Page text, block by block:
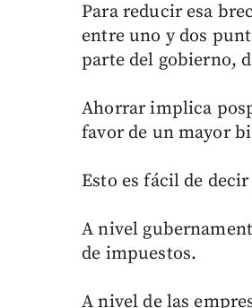
Para reducir esa
entre uno y dos
parte del gobierno,
Ahorrar implica
favor de un mayor
Esto es fácil de
A nivel
de impuestos.
A nivel de las